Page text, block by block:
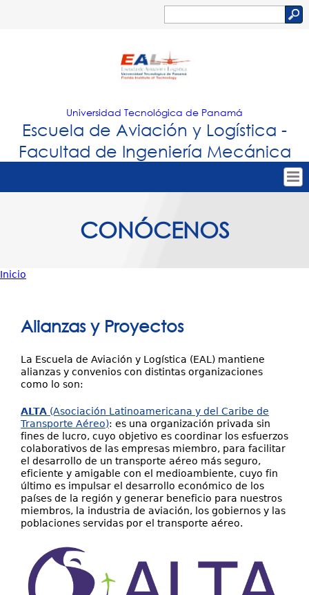
Jump to navigation
de
búsqueda
Universidad Tecnológica de Panamá
Escuela de Aviación y Logística -
Facultad de Ingeniería Mecánica
Conoce EAL
Directorio EAL
Oportunidades Laborales
Preguntas Frecuentes
CONÓCENOS
Inicio
Alianzas y Proyectos
La Escuela de Aviación y Logística (EAL) mantiene
alianzas y convenios con distintas organizaciones
como lo son:
ALTA (Asociación Latinoamericana y del Caribe de
Transporte Aéreo): es una organización privada sin
fines de lucro, cuyo objetivo es coordinar los esfuerzos
colaborativos de las empresas miembro, para facilitar
el desarrollo de un transporte aéreo más seguro,
eficiente y amigable con el medioambiente, cuyo fin
último es impulsar el desarrollo económico de los
países de la región y generar beneficio para nuestros
miembros, la industria de aviación, los gobiernos y las
poblaciones servidas por el transporte aéreo.